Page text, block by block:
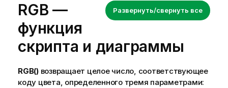
Развернуть/свернуть все
RGB —
функция
скриптa и диаграммы
RGB()возвращает целое число, соответствующее
коду цвета, определенного тремя параметрами: